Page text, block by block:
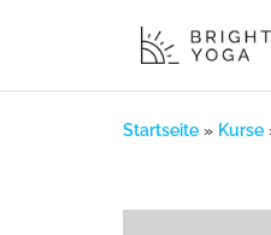
Startseite » Kurse